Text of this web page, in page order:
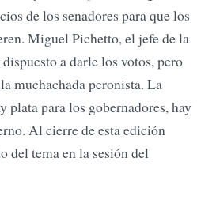
de los senadores para que los
Miguel Pichetto, el jefe de la
a darle los votos, pero
muchachada peronista. La
plata para los gobernadores, hay
Al cierre de esta edición
del tema en la sesión del